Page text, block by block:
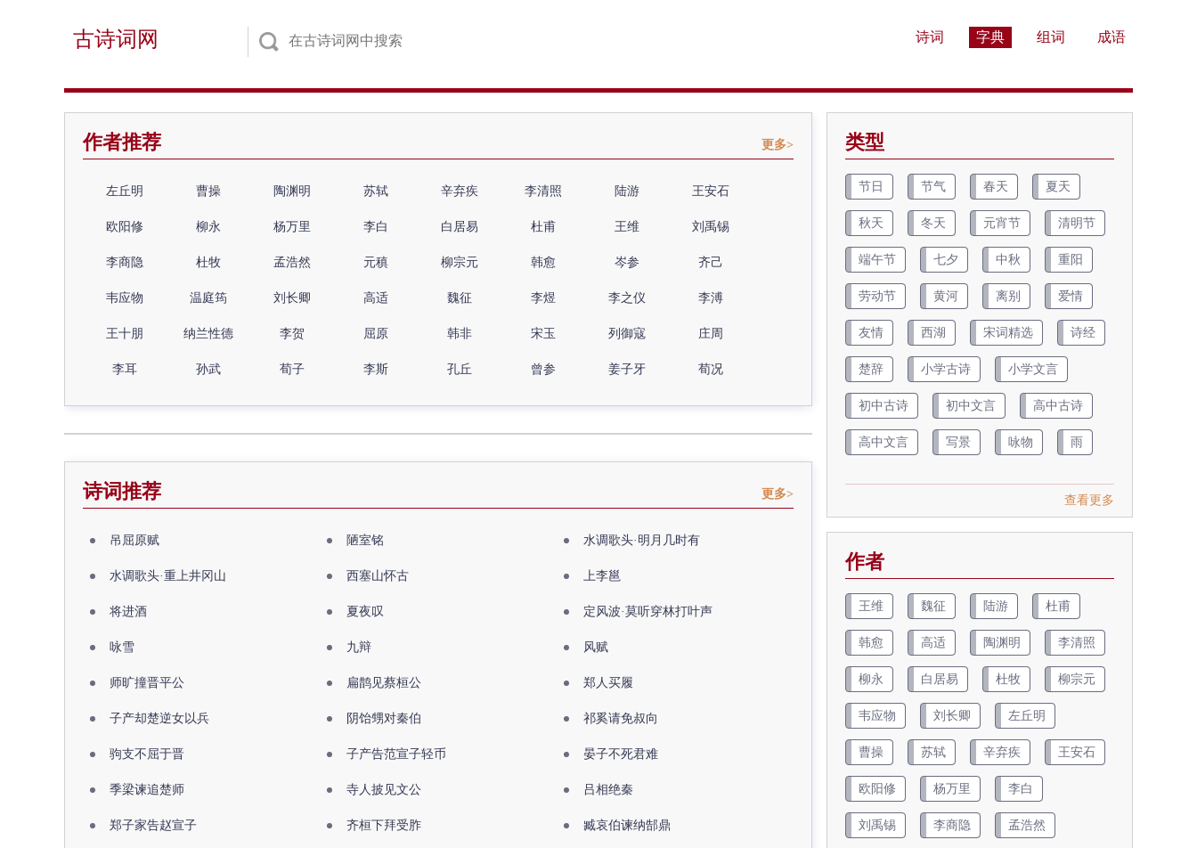
古诗词网 诗词 字典 组词 成语
作者推荐 更多>
左丘明 曹操 陶渊明 苏轼 辛弃疾 李清照 陆游 王安石
欧阳修 柳永 杨万里 李白 白居易 杜甫 王维 刘禹锡
李商隐 杜牧 孟浩然 元稹 柳宗元 韩愈 岑参 齐己
韦应物 温庭筠 刘长卿 高适 魏征 李煜 李之仪 李溥
王十朋 纳兰性德 李贺 屈原 韩非 宋玉 列御寇 庄周
李耳 孙武 荀子 李斯 孔丘 曾参 姜子牙 荀况
诗词推荐 更多>
吊屈原赋 陋室铭 水调歌头·明月几时有
水调歌头·重上井冈山 西塞山怀古 上李邕
将进酒 夏夜叹 定风波·莫听穿林打叶声
咏雪 九辩 风赋
师旷撞晋平公 扁鹊见蔡桓公 郑人买履
子产却楚逆女以兵 阴饴甥对秦伯 祁奚请免叔向
驹支不屈于晋 子产告范宣子轻币 晏子不死君难
季梁谏追楚师 寺人披见文公 吕相绝秦
郑子家告赵宣子 齐桓下拜受胙 臧哀伯谏纳郜鼎
类型
节日 节气 春天 夏天
秋天 冬天 元宵节 清明节
端午节 七夕 中秋 重阳
劳动节 黄河 离别 爱情
友情 西湖 宋词精选 诗经
楚辞 小学古诗 小学文言
初中古诗 初中文言 高中古诗
高中文言 写景 咏物 雨
查看更多
作者
王维 魏征 陆游 杜甫
韩愈 高适 陶渊明 李清照
柳永 白居易 杜牧 柳宗元
韦应物 刘长卿 左丘明
曹操 苏轼 辛弃疾 王安石
欧阳修 杨万里 李白
刘禹锡 李商隐 孟浩然